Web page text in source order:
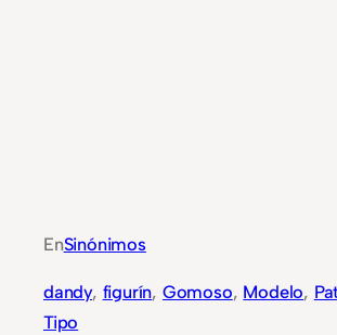
EnSinónimos
dandy, figurín, Gomoso, Modelo,
Tipo